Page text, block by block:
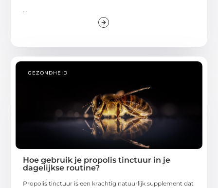
...
GEZONDHEID
Hoe gebruik je propolis tinctuur in je
dagelijkse routine?
Propolis tinctuur is een krachtig natuurlijk supplement dat